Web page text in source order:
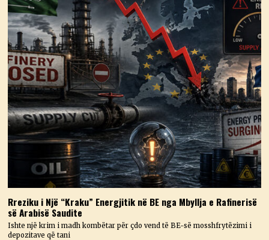
Rreziku i Një “Kraku” Energjitik në BE nga Mbyllja e Rafinerisë
së Arabisë Saudite
Ishte një krim i madh kombëtar për çdo vend të BE-së mosshfrytëzimi i
depozitave që tani